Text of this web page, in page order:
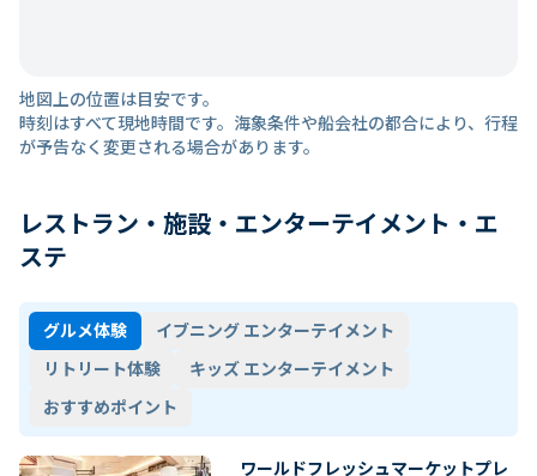
地図上の位置は目安です。
時刻はすべて現地時間です。海象条件や船会社の都合により、行程
が予告なく変更される場合があります。
レストラン・施設・エンターテイメント・エ
ステ
グルメ体験
イブニング エンターテイメント
リトリート体験
キッズ エンターテイメント
おすすめポイント
ワールドフレッシュマーケットプレ